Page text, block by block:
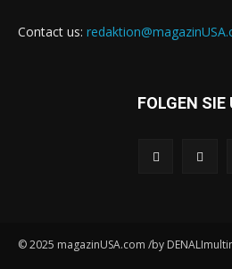
Contact us:
FOLGEN SIE
© 2025 magazinUSA.com /by